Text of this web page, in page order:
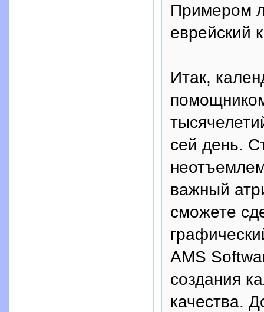
Примером
еврейский
Итак,
сей день.
важный
сможете
AMS
создания
качества.